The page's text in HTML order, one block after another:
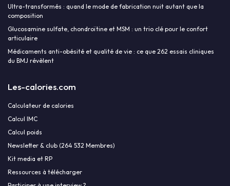
Ultra-transformés : quand le mode de fabrication nuit autant que la
composition
Glucosamine sulfate, chondroïtine et MSM : un trio clé pour le confort
articulaire
Médicaments anti-obésité et qualité de vie : ce que 262 essais cliniques
du BMJ révèlent
Les-calories.com
Calculateur de calories
Calcul IMC
Calcul poids
Newsletter & club (264 532 Membres)
Kit media et RP
Ressources à télécharger